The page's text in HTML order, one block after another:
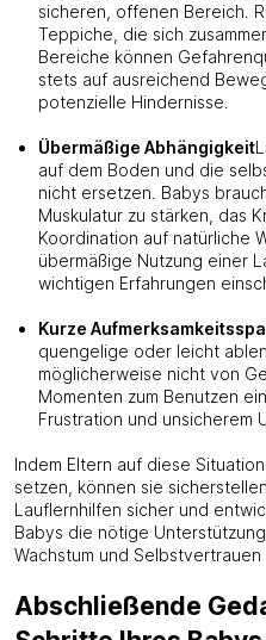
sicheren, offenen Bereich.
Teppiche, die sich
Bereiche können
stets auf ausreichend
potenzielle Hindernisse.
Übermäßige Abhängigkeit
auf dem Boden und die
nicht ersetzen. Babys
Muskulatur zu stärken, das
Koordination auf natürliche
übermäßige Nutzung einer
wichtigen Erfahrungen
Kurze
quengelige oder leicht
möglicherweise nicht von
Momenten zum Benutzen
Frustration und unsicherem
Indem Eltern auf diese
setzen, können sie
Lauflernhilfen sicher und
Babys die nötige
Wachstum und
Abschließende